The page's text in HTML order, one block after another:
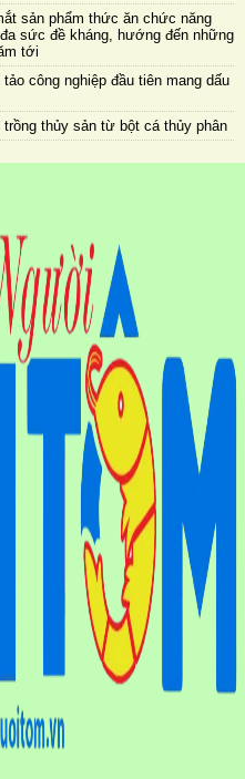
sản phẩm thức ăn chức năng
sức đề kháng, hướng đến những
tới
công nghiệp đầu tiên mang dấu
thủy sản từ bột cá thủy phân